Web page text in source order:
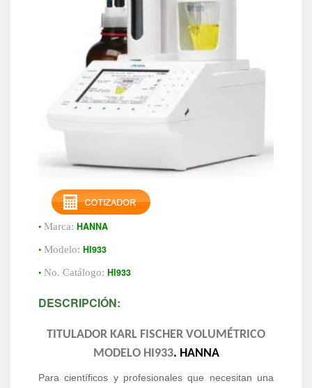
• Marca: HANNA
• Modelo: HI933
• No. Catálogo: HI933
DESCRIPCIÓN:
TITULADOR KARL FISCHER VOLUMÉTRICO
MODELO HI933. HANNA
Para científicos y profesionales que necesitan una